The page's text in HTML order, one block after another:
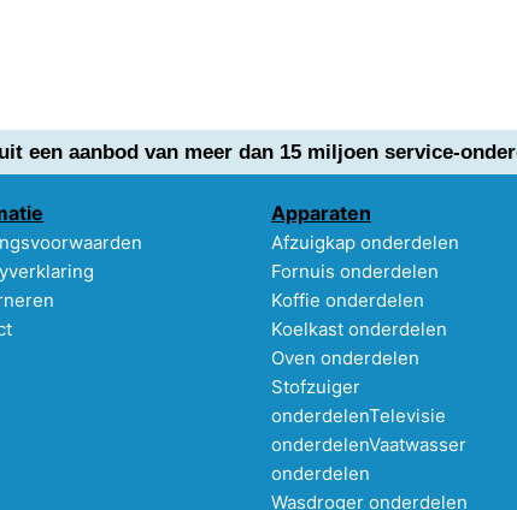
een aanbod van meer dan 15 miljoen service-
Apparaten
Afzuigkap onderdelen
Fornuis onderdelen
Koffie onderdelen
Koelkast onderdelen
Oven onderdelen
Stofzuiger
onderdelenTelevisie
onderdelenVaatwasser
onderdelen
Wasdroger onderdelen